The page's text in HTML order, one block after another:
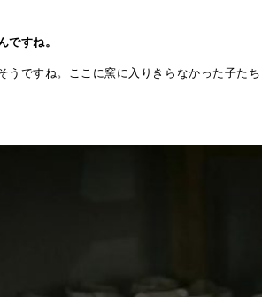
すね。
うですね。ここに窯に入りきらなかった子たち